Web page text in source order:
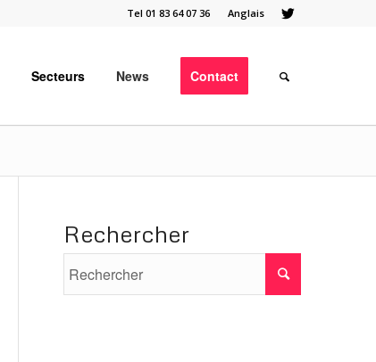
Anglais
Tel 01 83 64 07 36
Secteurs News Contact
Rechercher